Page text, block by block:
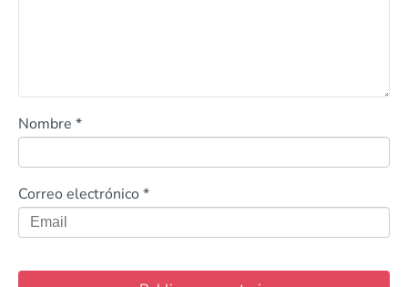
Nombre *
Correo electrónico *